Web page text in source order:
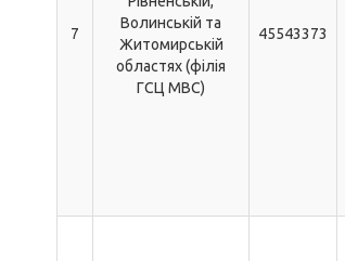
7
Волинській та
Житомирській
областях (філія
ГСЦ МВС)
45543373